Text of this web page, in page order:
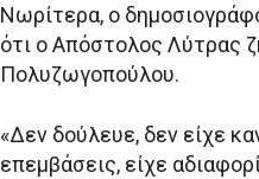
Νωρίτερα, ο
ότι ο Απόστολος Λύτρας
Πολυζωγοπούλου.
«Δεν δούλευε, δεν είχε
επεμβάσεις, είχε